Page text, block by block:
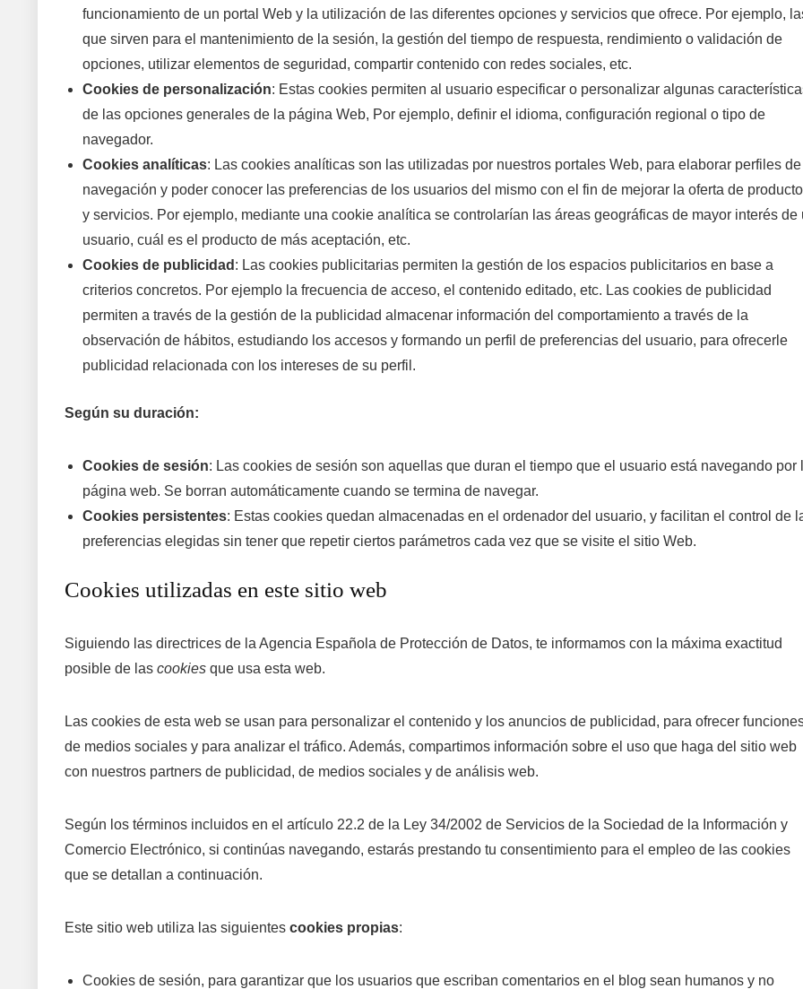
funcionamiento de un portal Web y la utilización de las diferentes opciones y servicios que ofrece. Por ejemplo,
que sirven para el mantenimiento de la sesión, la gestión del tiempo de respuesta, rendimiento o validación de
opciones, utilizar elementos de seguridad, compartir contenido con redes sociales, etc.
Cookies de personalización: Estas cookies permiten al usuario especificar o personalizar algunas
de las opciones generales de la página Web, Por ejemplo, definir el idioma, configuración regional o tipo de
navegador.
Cookies analíticas: Las cookies analíticas son las utilizadas por nuestros portales Web, para elaborar perfiles de
navegación y poder conocer las preferencias de los usuarios del mismo con el fin de mejorar la oferta de
y servicios. Por ejemplo, mediante una cookie analítica se controlarían las áreas geográficas de mayor interés de
usuario, cuál es el producto de más aceptación, etc.
Cookies de publicidad : Las cookies publicitarias permiten la gestión de los espacios publicitarios en base a
criterios concretos. Por ejemplo la frecuencia de acceso, el contenido editado, etc. Las cookies de publicidad
permiten a través de la gestión de la publicidad almacenar información del comportamiento a través de la
observación de hábitos, estudiando los accesos y formando un perfil de preferencias del usuario, para ofrecerle
publicidad relacionada con los intereses de su perfil.
Según su duración:
Cookies de sesión: Las cookies de sesión son aquellas que duran el tiempo que el usuario está navegando por
página web. Se borran automáticamente cuando se termina de navegar.
Cookies persistentes: Estas cookies quedan almacenadas en el ordenador del usuario, y facilitan el control de
preferencias elegidas sin tener que repetir ciertos parámetros cada vez que se visite el sitio Web.
Cookies utilizadas en este sitio web
Siguiendo las directrices de la Agencia Española de Protección de Datos, te informamos con la máxima exactitud
posible de las cookies que usa esta web.
Las cookies de esta web se usan para personalizar el contenido y los anuncios de publicidad, para ofrecer
de medios sociales y para analizar el tráfico. Además, compartimos información sobre el uso que haga del sitio web
con nuestros partners de publicidad, de medios sociales y de análisis web.
Según los términos incluidos en el artículo 22.2 de la Ley 34/2002 de Servicios de la Sociedad de la Información y
Comercio Electrónico, si continúas navegando, estarás prestando tu consentimiento para el empleo de las cookies
que se detallan a continuación.
Este sitio web utiliza las siguientes cookies propias:
Cookies de sesión, para garantizar que los usuarios que escriban comentarios en el blog sean humanos y no